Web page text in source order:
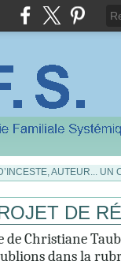
AUTEUR... UN
DE
de Christiane
dans la